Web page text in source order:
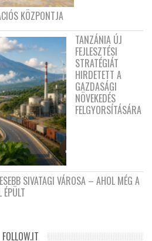
KÖZPONTJA
TANZÁNIA ÚJ
FEJLESZTÉSI
STRATÉGIÁT
HIRDETETT A
GAZDASÁGI
NÖVEKEDÉS
FELGYORSÍTÁSÁRA
SIVATAGI VÁROSA – AHOL MÉG A
ÉPÜLT
FOLLOW.IT